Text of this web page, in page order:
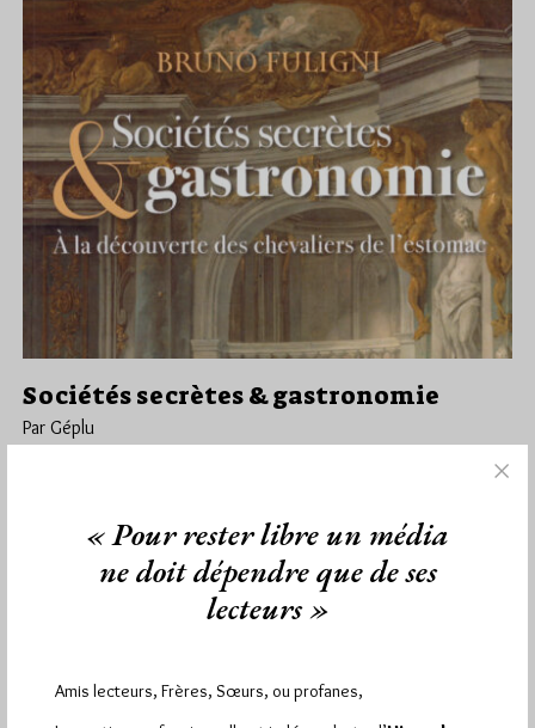
Sociétés secrètes & gastronomie
Par Géplu
Lu 826 fois
ordre de la Boisson, ordre de la Félicité,…
Edition 0 commentaire
« Pour rester libre un média
ne doit dépendre que de ses
lecteurs »
Amis lecteurs, Frères, Sœurs, ou profanes,